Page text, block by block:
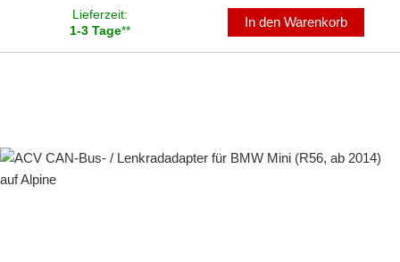
für Renault
für Skoda
für Smart
Lieferzeit:
1-3 Tage**
In den Warenkorb